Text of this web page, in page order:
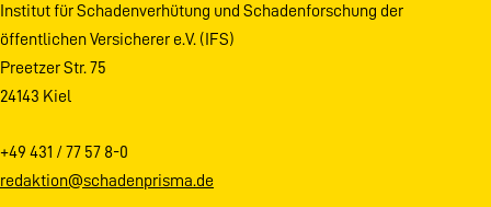
Institut für Schadenverhütung und Schadenforschung der
öffentlichen Versicherer e.V. (IFS)
Preetzer Str. 75
24143 Kiel
+49 431 / 77 57 8-0
redaktion@schadenprisma.de